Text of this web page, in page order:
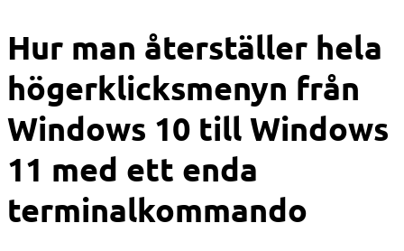
Hur man återställer hela
högerklicksmenyn från
Windows 10 till Windows
11 med ett enda
terminalkommando